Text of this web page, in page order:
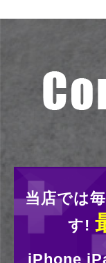
当店では
す!
iPhone